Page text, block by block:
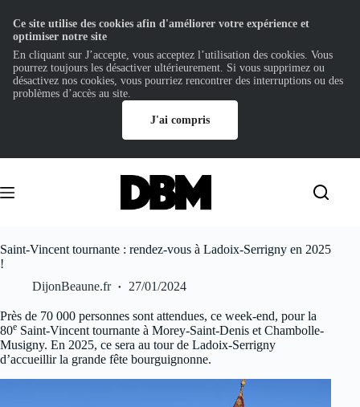
contenu
Saint-Vincent tournante : rendez-vous à Ladoix-Serrigny en 2025
!
DijonBeaune.fr
27/01/2024
Près de 70 000 personnes sont attendues, ce week-end, pour la
80e Saint-Vincent tournante à Morey-Saint-Denis et Chambolle-
Musigny. En 2025, ce sera au tour de Ladoix-Serrigny
d’accueillir la grande fête bourguignonne.
Ce site utilise des cookies afin d'améliorer votre expérience et
optimiser notre site
En cliquant sur J’accepte, vous acceptez l’utilisation des cookies. Vous
pourrez toujours les désactiver ultérieurement. Si vous supprimez ou
désactivez nos cookies, vous pourriez rencontrer des interruptions ou des
problèmes d’accès au site.
J'ai compris